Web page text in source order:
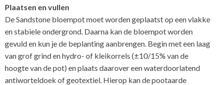
Plaatsen en vullen
De Sandstone bloempot moet worden geplaatst op een vlakke
en stabiele ondergrond. Daarna kan de bloempot worden
gevuld en kun je de beplanting aanbrengen. Begin met een laag
van grof grind en hydro- of kleikorrels (±10/15% van de
hoogte van de pot) en plaats daarover een waterdoorlatend
antiworteldoek of geotextiel. Hierop kan de pootaarde